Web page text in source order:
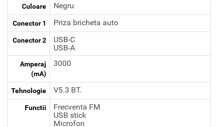
Culoare Negru
Conector 1 Priza bricheta auto
Conector 2
USB-C
USB-A
Amperaj
(mA)
3000
Tehnologie V5.3 BT.
Functii
Frecventa FM
USB stick
Microfon